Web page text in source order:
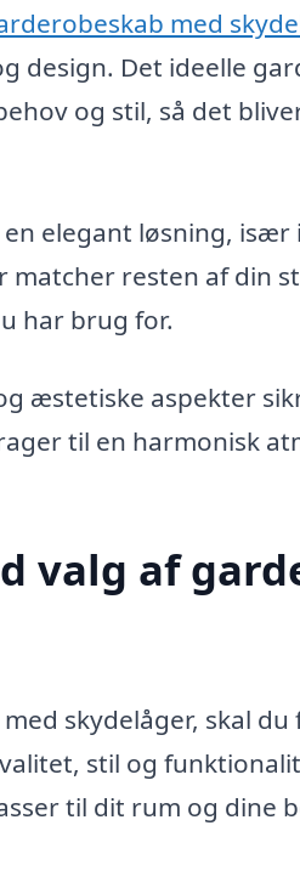
med
design. Det ideelle
og stil, så det
elegant løsning,
resten af din
har brug for.
æstetiske aspekter
til en harmonisk
valg af
skydelåger, skal
stil og
til dit rum og dine